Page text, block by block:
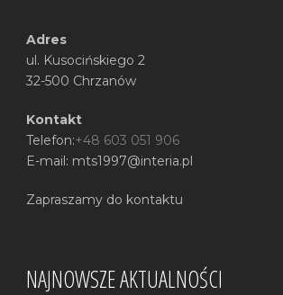
Adres
ul. Kusocińskiego 2
32-500 Chrzanów
Kontakt
Telefon:+48 603 051 906
E-mail: mts1997@interia.pl
Zapraszamy do kontaktu
NAJNOWSZE AKTUALNOŚCI